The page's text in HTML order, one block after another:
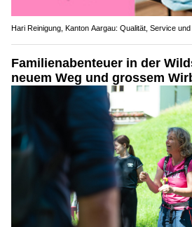
Hari Reinigung, Kanton Aargau: Qualität, Service
Familienabenteuer in der
neuem Weg und grossem